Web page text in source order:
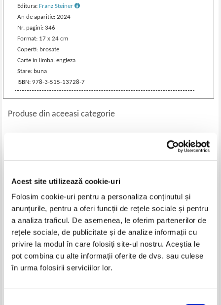
Acest site utilizează cookie-uri
Folosim cookie-uri pentru a personaliza conținutul și
anunțurile, pentru a oferi funcții de rețele sociale și pentru
a analiza traficul. De asemenea, le oferim partenerilor de
rețele sociale, de publicitate și de analize informații cu
privire la modul în care folosiți site-ul nostru. Aceștia le
pot combina cu alte informații oferite de dvs. sau culese
în urma folosirii serviciilor lor.
Editura:Franz Steiner
An de aparitie: 2024
Nr. pagini: 346
Format: 17 x 24 cm
Coperti: brosate
Carte in limba: engleza
Stare: buna
ISBN: 978-3-515-13728-7
Produse din aceeasi categorie
Liviu Pandele - Academia Eliade,
si a anticului si primitivului rit
de Memphis si Misraim.
Pret:125,00 Lei
Adaugă în coș
Confucius - Analecte
Pret:150,00 Lei